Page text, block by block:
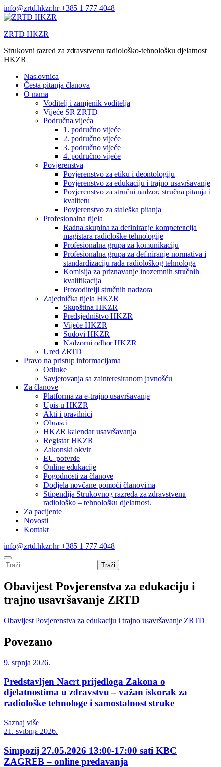
Skip
to
info@zrtd.hkzr.hr+385 1 777 4048
ZRTD HKZR
Strukovni razred za zdravstvenu radiološko-tehnološku djelatnost
HKZR
Naslovnica
Česta pitanja članova
O nama
Voditelj i zamjenik voditelja
Vijeće SR ZRTD
Područna vijeća
1. područno vijeće
2. područno vijeće
3. područno vijeće
4. područno vijeće
Povjerenstva
Povjerenstvo za etiku i deontologiju
Povjerenstvo za edukaciju i trajno usavršavanje
Povjerenstvo za stručni nadzor, stručna pitanja i
kvalitetu
Povjerenstvo za staleška pitanja
Profesionalna tijela
Radna skupina za definiranje kompetencija
magistara radiološke tehnologije
Profesionalna grupa za komunikaciju
Profesionalna grupa za definiranje normativa i
standardizaciju rada radiološkog tehnologa
Komisija za priznavanje inozemnih stručnih
kvalifikacija
Provoditelji stručnih nadzora
Zajednička tijela HKZR
Skupština HKZR
Predsjedništvo HKZR
Vijeće HKZR
Sudovi HKZR
Nadzorni odbor HKZR
Ured ZRTD
Pravo na pristup informacijama
Odluke
Savjetovanja sa zainteresiranom javnošću
Za članove
Platforma za e-trajno usavršavanje
Upis u HKZR
Akti i pravilnici
Obrasci
HKZR kalendar usavršavanja
Registar HKZR
Zakonski okvir
EU potvrde
Online edukacije
Pogodnosti za članove
Dodjela novčane pomoći članovima
Stipendija Strukovnog razreda za zdravstvenu
radiološko – tehnološku djelatnost.
Za pacijente
Novosti
Kontakt
info@zrtd.hkzr.hr+385 1 777 4048
Traži:
Obavijest Povjerenstva za edukaciju i
trajno usavršavanje ZRTD
Obavijest Povjerenstva za edukaciju i trajno usavršavanje ZRTD
Povezano
9. srpnja 2026.
Predstavljen Nacrt prijedloga Zakona o
djelatnostima u zdravstvu – važan iskorak za
radiološke tehnologe i samostalnost struke
Saznaj više
21. svibnja 2026.
Simpozij 27.05.2026 13:00-17:00 sati KBC
ZAGREB – online predavanja